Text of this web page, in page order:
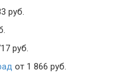
руб.
руб.
от 1 866 руб.